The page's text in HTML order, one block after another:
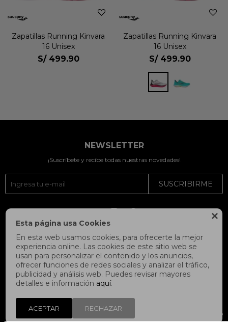

Esta página usa Cookies
En esta web usamos cookies, para ofrecerte la mejor
experiencia online. Las cookies de este sitio web se
usan para personalizar el contenido y los anuncios,
ofrecer funciones de redes sociales y analizar el tráfico,
publicidad y análisis web. Puedes revisar mayores
detalles e información aquí.
ACEPTAR RECHAZAR
Zapatillas Running Kinvara
16 Unisex
S/ 499.90
Zapatillas Running Kinvara
16 Unisex
S/ 499.90
NEWSLETTER
¡Suscríbete y recibe todas nuestras novedades!
SUSCRIBIRME